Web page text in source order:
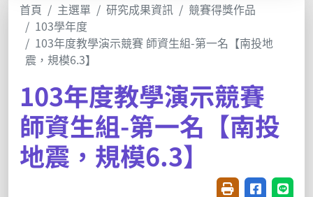
首頁 主選單 研究成果資訊
競賽得獎作品
103學年度
103年度教學演示競賽 師資生組-第一名【南投地
震，規模6.3】
103年度教學演示競賽
師資生組-第一名【南投
地震，規模6.3】
友善列印(開新視
分享至臉書
分享